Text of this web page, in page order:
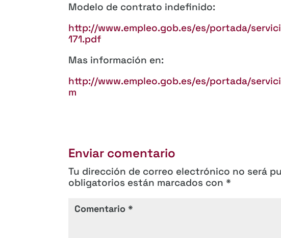
Modelo de contrato indefinido:
http://www.empleo.gob.es/es/portada/
171.pdf
Mas información en:
http://www.empleo.gob.es/es/portada/
m
Enviar comentario
Tu dirección de correo electrónico no será
obligatorios están marcados con *